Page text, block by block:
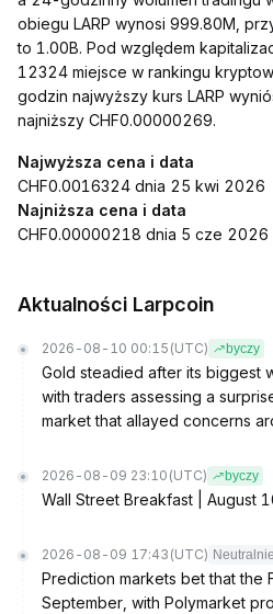
obiegu LARP wynosi 999.80M,
to 1.00B. Pod względem
12324 miejsce w rankingu
godzin najwyższy kurs LARP
najniższy CHF0.00000269.
Najwyższa cena i data
CHF0.0016324 dnia 25 kwi 2026
Najniższa cena i data
CHF0.00000218 dnia 5 cze 2026
Aktualności Larpcoin
2026-08-10 00:15 (UTC) byczy
Gold steadied after its biggest
with traders assessing a
market that allayed concerns
2026-08-09 23:10 (UTC) byczy
Wall Street Breakfast | August
2026-08-09 17:43 (UTC) Neutralnie
Prediction markets bet that the
September, with Polymarket